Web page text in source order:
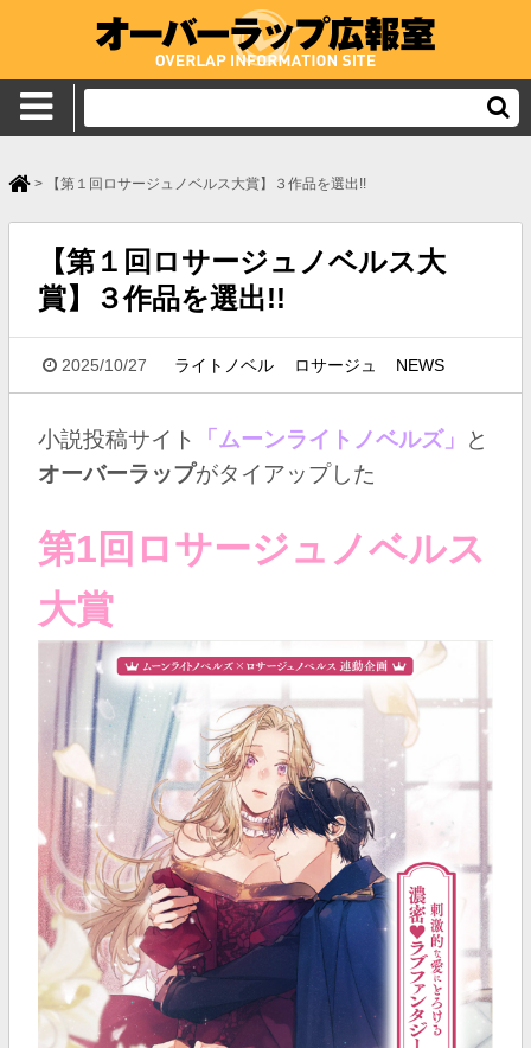
> 【第１回ロサージュノベルス大賞】３作品を選出!!
【第１回ロサージュノベルス大
賞】３作品を選出!!
2025/10/27 ライトノベル ロサージュ NEWS
小説投稿サイト 「ムーンライトノベルズ」
と
オーバーラップがタイアップした
第1回ロサージュノベルス
大賞